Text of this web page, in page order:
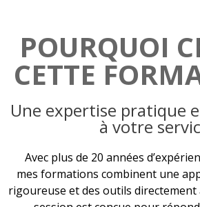
POURQUOI
CETTE
Une expertise pratique
à votre
Avec plus de 20 années
mes formations combinent une
rigoureuse et des outils directement